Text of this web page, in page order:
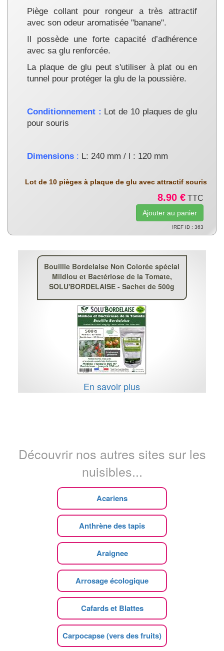
Piège collant pour rongeur a très attractif
avec son odeur aromatisée "banane".
Il possède une forte capacité d’adhérence
avec sa glu renforcée.
La plaque de glu peut s'utiliser à plat ou en
tunnel pour protéger la glu de la poussière.
Conditionnement : Lot de 10 plaques de glu
pour souris
Dimensions : L: 240 mm / l : 120 mm
Lot de 10 pièges à plaque de glu avec attractif souris
8.90 € TTC
!REF ID : 363
Bouillie Bordelaise Non Colorée spécial
Mildiou et Bactériose de la Tomate,
SOLU'BORDELAISE - Sachet de 500g
En savoir plus
Découvrir nos autres sites sur les
nuisibles...
Acariens
Anthrène des tapis
Araignee
Arrosage écologique
Cafards et Blattes
Carpocapse (vers des fruits)